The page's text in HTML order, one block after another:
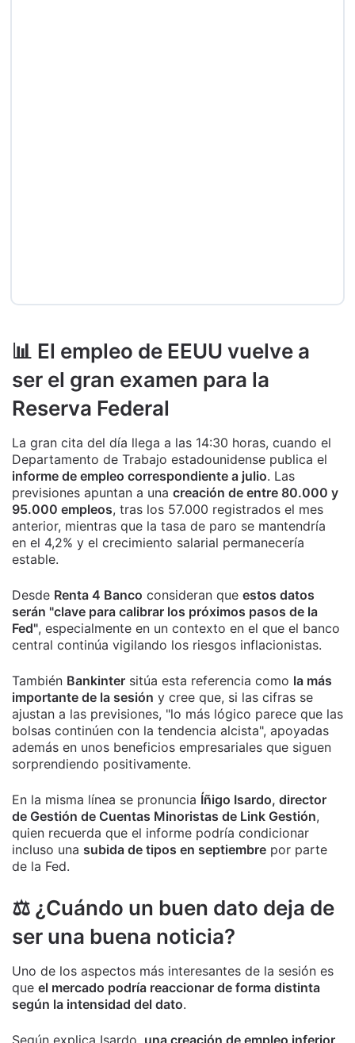
📊 El empleo de EEUU vuelve a
ser el gran examen para la
Reserva Federal
La gran cita del día llega a las 14:30 horas, cuando el
Departamento de Trabajo estadounidense publica el
informe de empleo correspondiente a julio. Las
previsiones apuntan a una creación de entre 80.000 y
95.000 empleos, tras los 57.000 registrados el mes
anterior, mientras que la tasa de paro se mantendría
en el 4,2% y el crecimiento salarial permanecería
estable.
Desde Renta 4 Banco consideran que estos datos
serán "clave para calibrar los próximos pasos de la
Fed", especialmente en un contexto en el que el banco
central continúa vigilando los riesgos inflacionistas.
También Bankinter sitúa esta referencia como la más
importante de la sesión y cree que, si las cifras se
ajustan a las previsiones, "lo más lógico parece que las
bolsas continúen con la tendencia alcista", apoyadas
además en unos beneficios empresariales que siguen
sorprendiendo positivamente.
En la misma línea se pronuncia Íñigo Isardo, director
de Gestión de Cuentas Minoristas de Link Gestión,
quien recuerda que el informe podría condicionar
incluso una subida de tipos en septiembre por parte
de la Fed.
⚖️ ¿Cuándo un buen dato deja de
ser una buena noticia?
Uno de los aspectos más interesantes de la sesión es
que el mercado podría reaccionar de forma distinta
según la intensidad del dato.
Según explica Isardo, una creación de empleo inferior